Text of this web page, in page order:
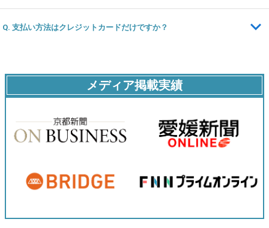
Q. 支払い方法はクレジットカードだけですか？
メディア掲載実績